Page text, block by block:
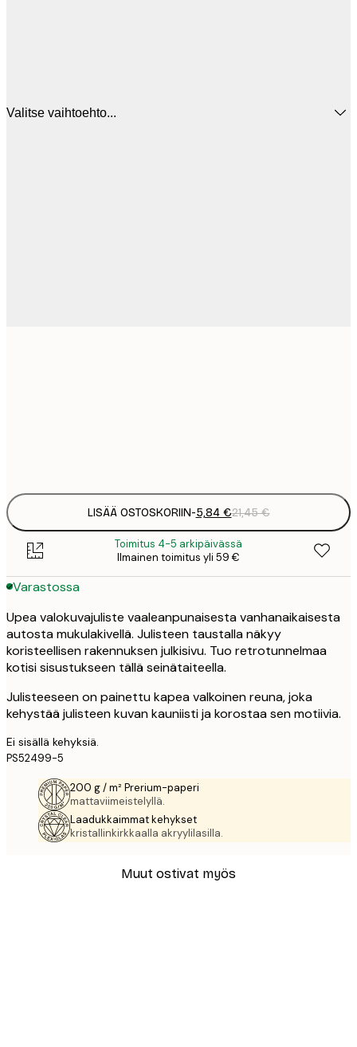
Valitse vaihtoehto...
LISÄÄ OSTOSKORIIN-5,84 €21,45 €
Toimitus 4-5 arkipäivässä
Ilmainen toimitus yli 59 €
Varastossa
Upea valokuvajuliste vaaleanpunaisesta vanhanaikaisesta
autosta mukulakivellä. Julisteen taustalla näkyy
koristeellisen rakennuksen julkisivu. Tuo retrotunnelmaa
kotisi sisustukseen tällä seinätaiteella.
Julisteeseen on painettu kapea valkoinen reuna, joka
kehystää julisteen kuvan kauniisti ja korostaa sen motiivia.
Ei sisällä kehyksiä.
PS52499-5
200 g / m² Prerium-paperi
mattaviimeistelyllä.
Laadukkaimmat kehykset
kristallinkirkkaalla akryylilasilla.
Muut ostivat myös